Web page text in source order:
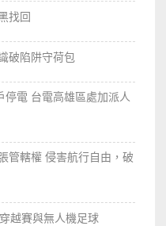
找回
破陷阱守荷包
停電 台電高雄區處加派人
管轄權 侵害航行自由，破
越賽與無人機足球